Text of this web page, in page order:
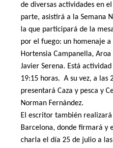
de diversas actividades en
parte, asistirá a la Semana
la que participará de la
por el fuego: un homenaje
Hortensia Campanella,
Javier Serena. Está
19:15 horas. A su vez, a las
presentará Caza y pesca y
Norman Fernández.
El escritor también
Barcelona, donde firmará y
charla el día 25 de julio a